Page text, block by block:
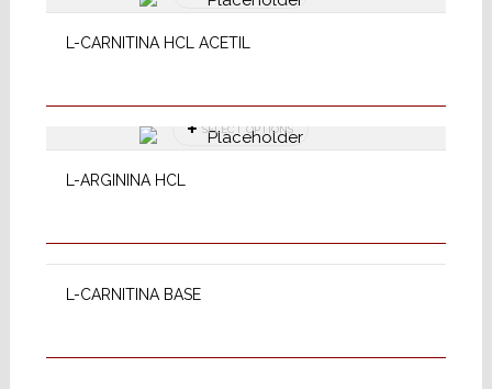
L-CARNITINA HCL ACETIL
L-ARGININA HCL
SELECT OPTIONS
L-CARNITINA BASE
SELECT OPTIONS